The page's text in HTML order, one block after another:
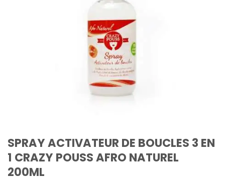
SPRAY ACTIVATEUR DE BOUCLES 3 EN
1 CRAZY POUSS AFRO NATUREL
200ML